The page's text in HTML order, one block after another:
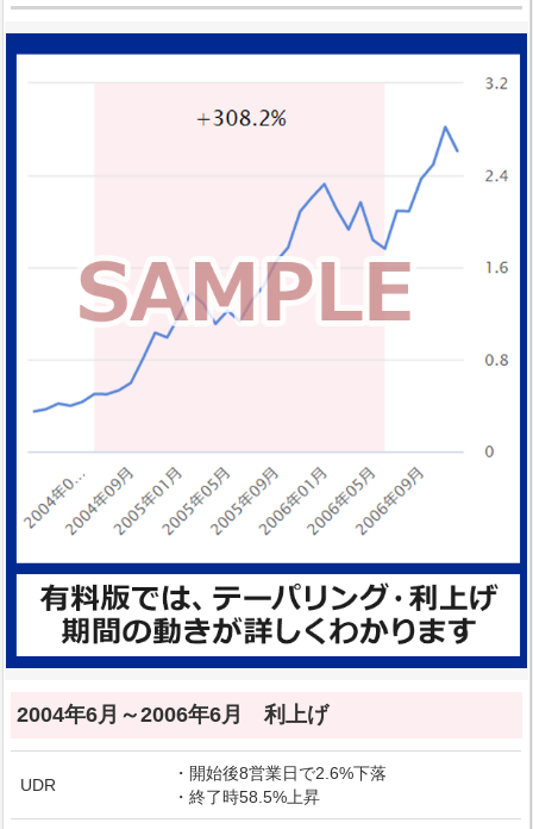
2004年6月～2006年6月 利上げ
UDR
・開始後8営業日で2.6%下落
・終了時58.5%上昇